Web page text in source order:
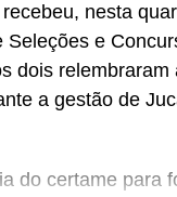
nesta
e
dois
a gestão de
do certame para